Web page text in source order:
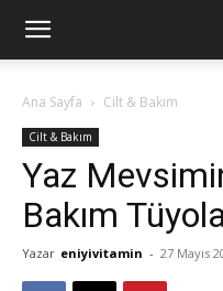
Ana Sayfa Cilt & Bakım
Cilt & Bakım
Yaz
Bakım
Yazar eniyivitamin - 27 Mayıs